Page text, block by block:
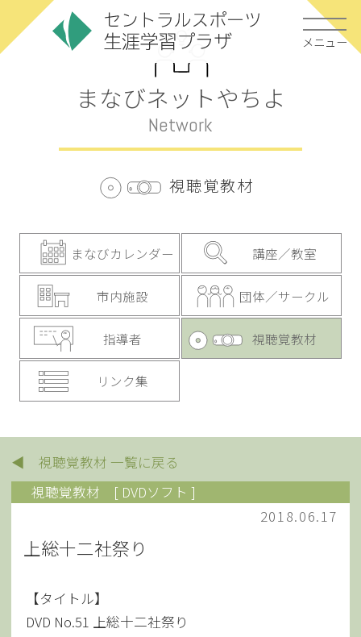
メニュー
まなびネットやちよ
Network
視聴覚教材
まなびカレンダー 講座／教室
市内施設 団体／サークル
指導者 視聴覚教材
リンク集
◀ 視聴覚教材 一覧に戻る
視聴覚教材
[ DVDソフト ]
2018.06.17
上総十二社祭り
【タイトル】
DVD No.51 上総十二社祭り